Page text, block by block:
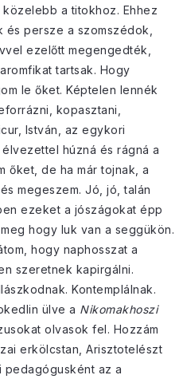
a titokhoz. Ehhez
persze a szomszédok,
ezelőtt megengedték,
tartsak. Hogy
le őket. Képtelen lennék
kopasztani,
István, az egykori
húzná és rágná a
őket, de ha már tojnak, a
megeszem. Jó, jó, talán
ezeket a jószágokat épp
hogy luk van a seggükön.
hogy naphosszat a
szeretnek kapirgálni.
Kontemplálnak.
ülve a Nikomakhoszi
olvasok fel. Hozzám
erkölcstan, Arisztotelészt
pedagógusként az a